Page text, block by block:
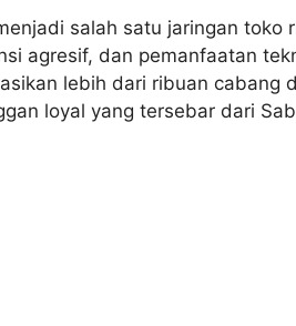
salah satu jaringan toko
agresif, dan pemanfaatan
lebih dari ribuan cabang
loyal yang tersebar dari